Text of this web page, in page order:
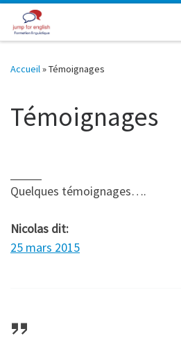
Skip to content
Accueil»Témoignages
Témoignages
Quelques témoignages….
Nicolas dit:
25 mars 2015